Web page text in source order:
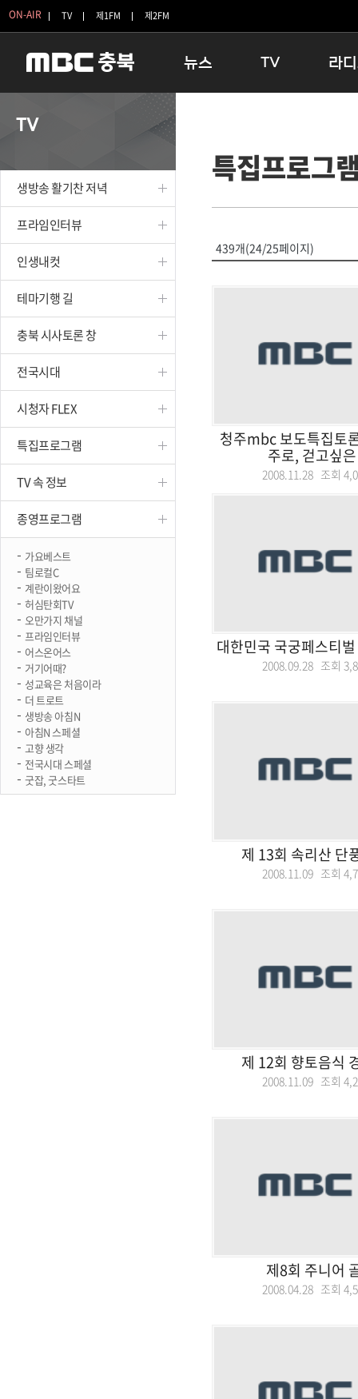
ON-AIR TV 제1FM 제2FM
뉴스
보은
옥천
TV
인생내컷
테마기행 길
시청자 FLEX
특집프로그램
라
16:00 완
우리 고
TV
생방송 활기찬 저녁
프라임인터뷰
인생내컷
테마기행 길
충북 시사토론 창
전국시대
시청자 FLEX
특집프로그램
TV 속 정보
종영프로그램
가요베스트
팀로컬C
계란이왔어요
허심탄회TV
오만가지 채널
프라임인터뷰
어스온어스
거기어때?
성교육은 처음이라
더 트로트
생방송 아침N
아침N 스페셜
고향 생각
전국시대 스페셜
굿잡, 굿스타트
특집프로그
439개(24/25페이지)
청주mbc 보도특집토
주로, 걷고싶
2008.11.28 조회
대한민국 국궁페스티
2008.09.28 조회
제 13회 속리산 단
2008.11.09 조회
제 12회 향토음식
2008.11.09 조회
제8회 주니어
2008.04.28 조회